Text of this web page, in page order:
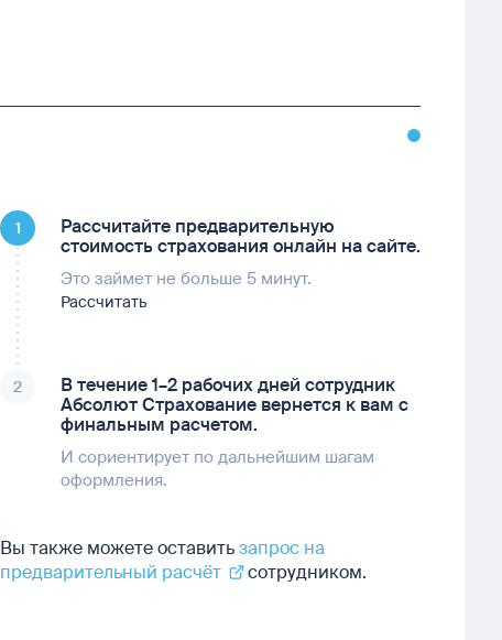
1
Рассчитайте предварительную
стоимость страхования онлайн на сайте.
Это займет не больше 5 минут.
Рассчитать
2
В течение 1–2 рабочих дней сотрудник
Абсолют Страхование вернется к вам с
финальным расчетом.
И сориентирует по дальнейшим шагам
оформления.
Вы также можете оставитьзапрос на
предварительный расчёт
сотрудником.